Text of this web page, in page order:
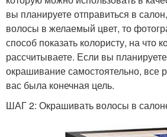
вы планируете отправиться в
волосы в желаемый цвет, то
способ показать колористу, на что
рассчитываете. Если вы
окрашивание самостоятельно, все
вас была конечная цель.
ШАГ 2: Окрашивать волосы в